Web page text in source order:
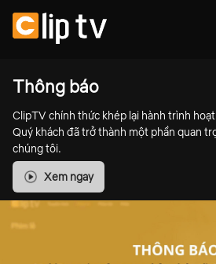
Thông báo
ClipTV chính thức khép lại hành trình
Quý khách đã trở thành một phần quan
chúng tôi.
Xem ngay